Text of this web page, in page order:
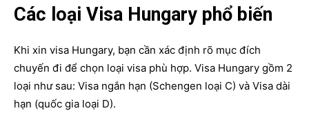
Các loại Visa Hungary phổ biến
Khi xin visa Hungary, bạn cần xác định rõ mục đích
chuyến đi để chọn loại visa phù hợp. Visa Hungary gồm 2
loại như sau: Visa ngắn hạn (Schengen loại C) và Visa dài
hạn (quốc gia loại D).